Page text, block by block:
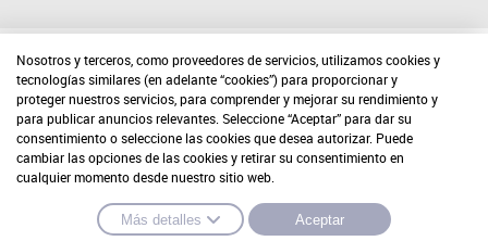
Nosotros y terceros, como proveedores de servicios, utilizamos cookies y
tecnologías similares (en adelante “cookies”) para proporcionar y
proteger nuestros servicios, para comprender y mejorar su rendimiento y
para publicar anuncios relevantes. Seleccione “Aceptar” para dar su
consentimiento o seleccione las cookies que desea autorizar. Puede
cambiar las opciones de las cookies y retirar su consentimiento en
cualquier momento desde nuestro sitio web.
Más detalles Aceptar